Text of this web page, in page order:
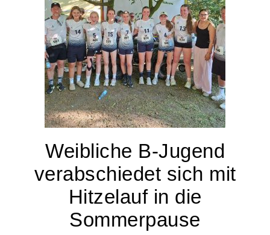
Weibliche B-Jugend
verabschiedet sich mit
Hitzelauf in die
Sommerpause